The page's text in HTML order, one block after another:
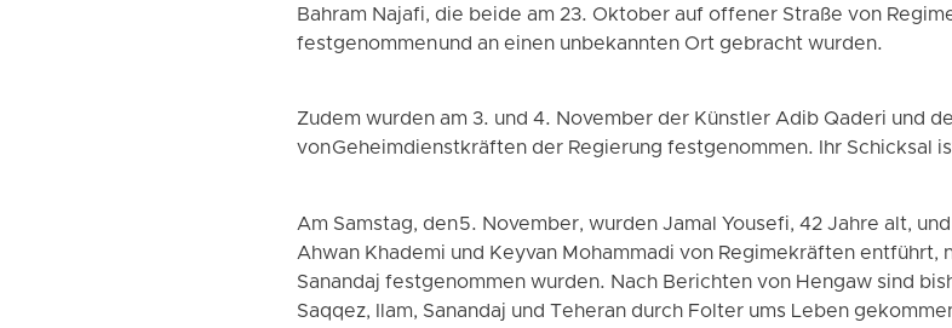
Bahram Najafi, die beide am 23. Oktober auf offener Straße von
festgenommen und an einen unbekannten Ort gebracht wurden.
Zudem wurden am 3. und 4. November der Künstler Adib Qaderi und
von Geheimdienstkräften der Regierung festgenommen. Ihr Schicksal
Am Samstag, den 5. November, wurden Jamal Yousefi, 42 Jahre alt,
Ahwan Khademi und Keyvan Mohammadi von Regimekräften entführt,
Sanandaj festgenommen wurden. Nach Berichten von Hengaw sind
Saqqez, Ilam, Sanandaj und Teheran durch Folter ums Leben